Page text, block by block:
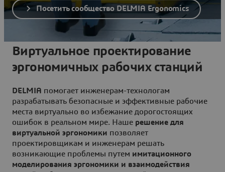
Посетить сообщество DELMIA Ergonomics
Виртуальное проектирование
эргономичных рабочих станций
DELMIA помогает инженерам-технологам
разрабатывать безопасные и эффективные рабочие
места виртуально во избежание дорогостоящих
ошибок в реальном мире. Наше решение для
виртуальной эргономики позволяет
проектировщикам и инженерам решать
возникающие проблемы путем имитационного
моделирования эргономики и взаимодействия